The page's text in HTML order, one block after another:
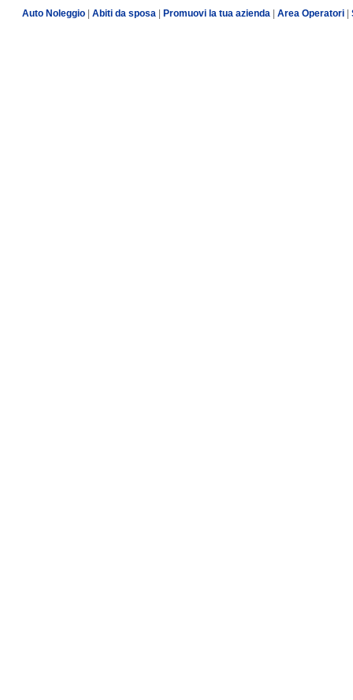
Auto Noleggio Abiti da sposa Promuovi la tua azienda Area Operatori